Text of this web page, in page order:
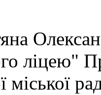
ліцею"
міської